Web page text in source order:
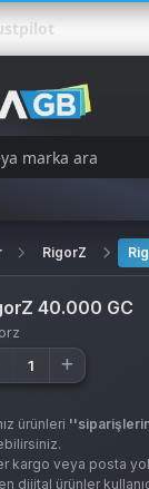
RigorZ
40.000 GC
ürünleri
kargo veya posta
dijital ürünler